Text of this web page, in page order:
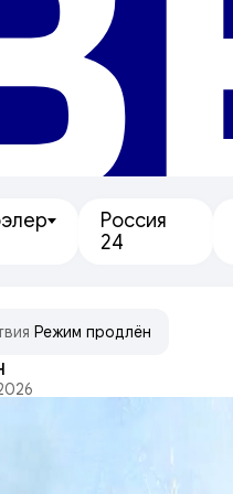
Россия
24
Режим продлён